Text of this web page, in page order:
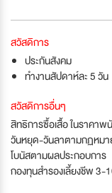
สวัสดิการ
ประกันสังคม
ทำงานสัปดาห์ละ 5 วัน
สวัสดิการอื่นๆ
สิทธิการซื้อเสื้อ ในราคาพ
วันหยุด-วันลาตามกฏหม
โบนัสตามผลประกอบการ
กองทุนสำรองเลี้ยงชีพ 3-